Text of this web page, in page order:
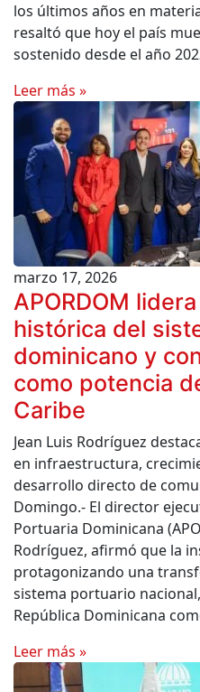
los últimos años en
resaltó que hoy el país
sostenido desde el año
Leer más »
marzo 17, 2026
APORDOM
histórica del
dominicano y
como potencia
Caribe
Jean Luis Rodríguez
en infraestructura,
desarrollo directo de
Domingo.- El director
Portuaria Dominicana
Rodríguez, afirmó que la
protagonizando una
sistema portuario
República Dominicana
Leer más »